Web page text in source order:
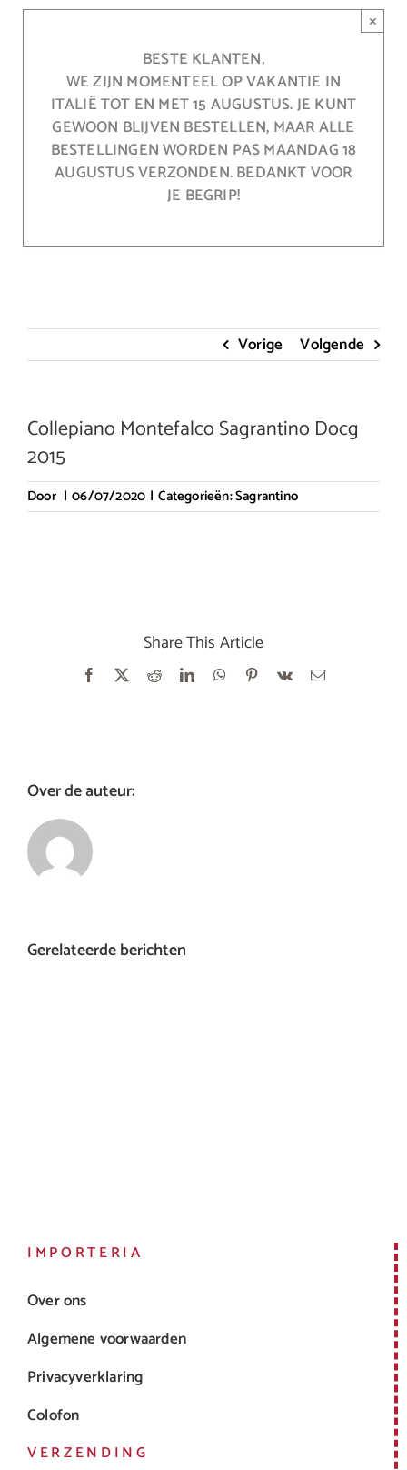
BESTE KLANTEN,
WE ZIJN MOMENTEEL OP VAKANTIE IN
ITALIË TOT EN MET 15 AUGUSTUS. JE KUNT
GEWOON BLIJVEN BESTELLEN, MAAR ALLE
BESTELLINGEN WORDEN PAS MAANDAG 18
AUGUSTUS VERZONDEN. BEDANKT VOOR
JE BEGRIP!
×
Vorige Volgende
Collepiano Montefalco Sagrantino Docg
2015
Door | 06/07/2020 | Categorieën:Sagrantino
Share This Article
Facebook RedditLinkedInWhatsApp
Pinterest
Vk
E-
Over de auteur:
Gerelateerde berichten
IMPORTERIA
Over ons
Algemene voorwaarden
Privacyverklaring
Colofon
VERZENDING